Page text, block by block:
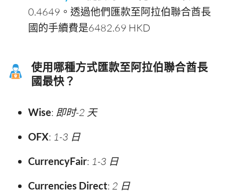
0.4649。透過他們匯款至阿拉伯聯合酋長
國的手續費是6482.69 HKD
使用哪種方式匯款至阿拉伯聯合酋長
國最快？
Wise: 即时-2 天
OFX: 1-3 日
CurrencyFair: 1-3 日
Currencies Direct: 2 日